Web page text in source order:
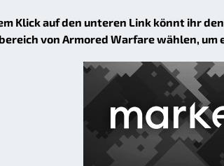
Klick auf den unteren Link könnt ihr
von Armored Warfare wählen, um